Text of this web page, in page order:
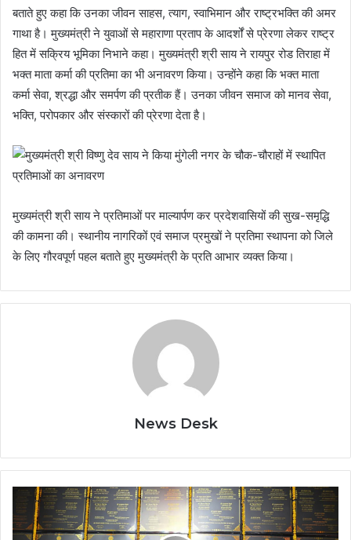
बताते हुए कहा कि उनका जीवन साहस, त्याग, स्वाभिमान और राष्ट्रभक्ति की अमर
गाथा है। मुख्यमंत्री ने युवाओं से महाराणा प्रताप के आदर्शों से प्रेरणा लेकर राष्ट्र
हित में सक्रिय भूमिका निभाने कहा। मुख्यमंत्री श्री साय ने रायपुर रोड तिराहा में
भक्त माता कर्मा की प्रतिमा का भी अनावरण किया। उन्होंने कहा कि भक्त माता
कर्मा सेवा, श्रद्धा और समर्पण की प्रतीक हैं। उनका जीवन समाज को मानव सेवा,
भक्ति, परोपकार और संस्कारों की प्रेरणा देता है।
मुख्यमंत्री श्री साय ने प्रतिमाओं पर माल्यार्पण कर प्रदेशवासियों की सुख-समृद्धि
की कामना की। स्थानीय नागरिकों एवं समाज प्रमुखों ने प्रतिमा स्थापना को जिले
के लिए गौरवपूर्ण पहल बताते हुए मुख्यमंत्री के प्रति आभार व्यक्त किया।
News Desk